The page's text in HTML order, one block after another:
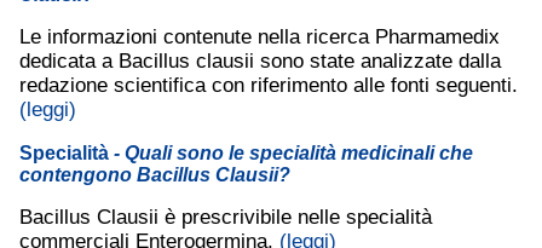
Le informazioni contenute nella ricerca Pharmamedix
dedicata a Bacillus clausii sono state analizzate dalla
redazione scientifica con riferimento alle fonti seguenti.
(leggi)
Specialità - Quali sono le specialità medicinali che
contengono Bacillus Clausii?
Bacillus Clausii è prescrivibile nelle specialità
commerciali Enterogermina. (leggi)